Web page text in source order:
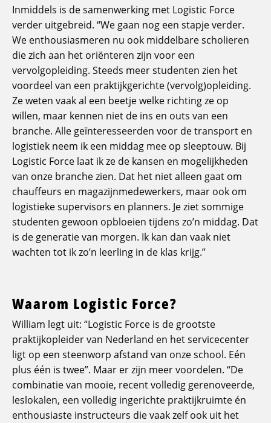
Inmiddels is de samenwerking met Logistic Force
verder uitgebreid. “We gaan nog een stapje verder.
We enthousiasmeren nu ook middelbare scholieren
die zich aan het oriënteren zijn voor een
vervolgopleiding. Steeds meer studenten zien het
voordeel van een praktijkgerichte (vervolg)opleiding.
Ze weten vaak al een beetje welke richting ze op
willen, maar kennen niet de ins en outs van een
branche. Alle geïnteresseerden voor de transport en
logistiek neem ik een middag mee op sleeptouw. Bij
Logistic Force laat ik ze de kansen en mogelijkheden
van onze branche zien. Dat het niet alleen gaat om
chauffeurs en magazijnmedewerkers, maar ook om
logistieke supervisors en planners. Je ziet sommige
studenten gewoon opbloeien tijdens zo’n middag. Dat
is de generatie van morgen. Ik kan dan vaak niet
wachten tot ik zo’n leerling in de klas krijg.”
Waarom Logistic Force?
William legt uit: “Logistic Force is de grootste
praktijkopleider van Nederland en het servicecenter
ligt op een steenworp afstand van onze school. Eén
plus één is twee”. Maar er zijn meer voordelen. “De
combinatie van mooie, recent volledig gerenoveerde,
leslokalen, een volledig ingerichte praktijkruimte én
enthousiaste instructeurs die vaak zelf ook uit het